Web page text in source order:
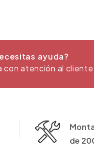
ayuda?
con atención al cliente
de